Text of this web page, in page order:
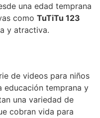
una edad temprana
como TuTiTu 123
y atractiva.
de videos para niños
educación temprana y
una variedad de
cobran vida para